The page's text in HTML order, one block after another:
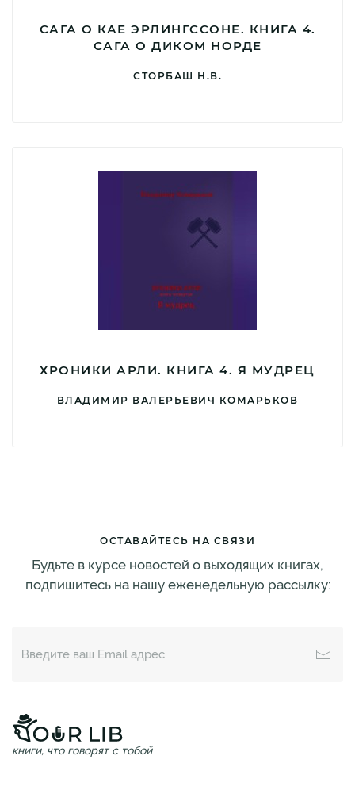
САГА О КАЕ ЭРЛИНГССОНЕ. КНИГА 4.
САГА О ДИКОМ НОРДЕ
СТОРБАШ Н.В.
ХРОНИКИ АРЛИ. КНИГА 4. Я МУДРЕЦ
ВЛАДИМИР ВАЛЕРЬЕВИЧ КОМАРЬКОВ
ОСТАВАЙТЕСЬ НА СВЯЗИ
Будьте в курсе новостей о выходящих книгах,
подпишитесь на нашу еженедельную рассылку:
книги, что говорят с тобой